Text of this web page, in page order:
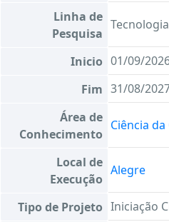
Linha de
Pesquisa
Inicio 01/09/
Fim 31/08/
Área de
Conhecimento
Ciência
Local de
Execução
Alegre
Tipo de Projeto Iniciação